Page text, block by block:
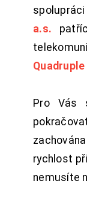
a.s.
Quadruple
Pro Vás
rychlost
nemusíte